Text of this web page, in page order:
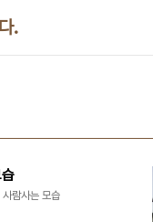
.
람사는 모습​​​​​​